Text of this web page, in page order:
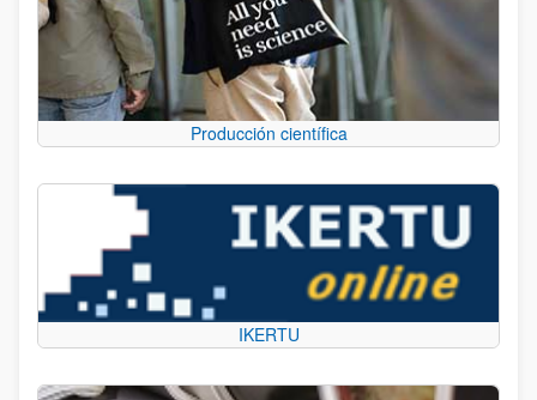
Producción científica
IKERTU